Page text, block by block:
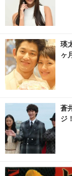
瑛
ヶ
蒼
ジ！